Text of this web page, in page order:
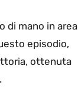
di mano in area
episodio,
ottenuta